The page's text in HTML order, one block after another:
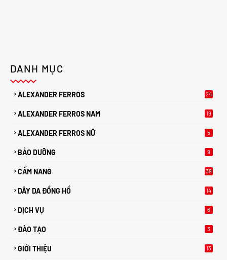
DANH MỤC
ALEXANDER FERROS 24
ALEXANDER FERROS NAM 19
ALEXANDER FERROS NỮ 5
BẢO DƯỠNG 9
CẨM NANG 39
DÂY DA ĐỒNG HỒ 14
DỊCH VỤ 6
ĐÀO TẠO 3
GIỚI THIỆU 13